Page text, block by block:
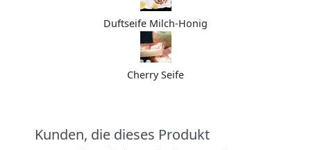
Duftseife Milch-Honig
Cherry Seife
Kunden, die dieses Produkt